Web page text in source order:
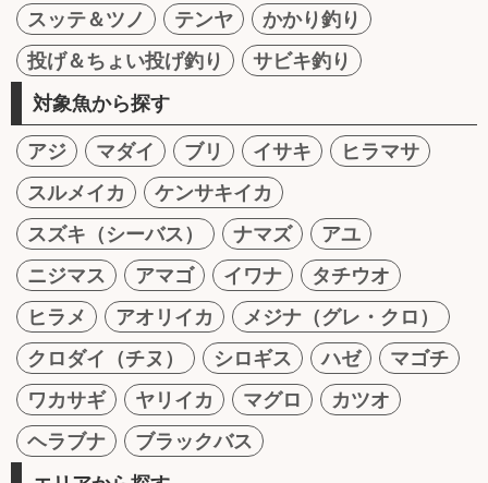
スッテ＆ツノ
テンヤ
かかり釣り
投げ＆ちょい投げ釣り
サビキ釣り
対象魚から探す
アジ マダイ ブリ イサキ
ヒラマサ
スルメイカ
ケンサキイカ
スズキ（シーバス）
ナマズ
アユ
ニジマス
アマゴ イワナ
タチウオ
ヒラメ
アオリイカ
メジナ（グレ・クロ）
クロダイ（チヌ）
シロギス ハゼ
マゴチ
ワカサギ
ヤリイカ マグロ
カツオ
ヘラブナ
ブラックバス